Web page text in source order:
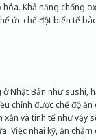
Khả năng chống
ức chế đột biến tế
Nhật Bản như sushi,
chỉnh được chế độ
và tinh tế như vậy
Việc nhai kỹ, ăn